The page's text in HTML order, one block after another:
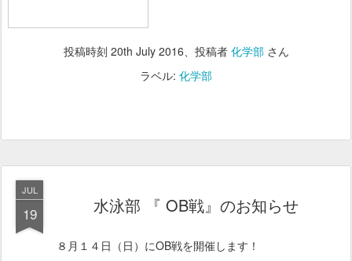
投稿時刻 20th July 2016、投稿者 化学部さん
ラベル: 化学部
JUL
19 水泳部 『 OB戦』のお知らせ
８月１４日（日）にOB戦を開催します！